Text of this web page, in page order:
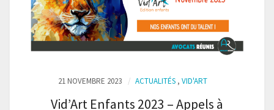
21 NOVEMBRE 2023 ACTUALITÉS , VID'ART
Vid’Art Enfants 2023 – Appels à